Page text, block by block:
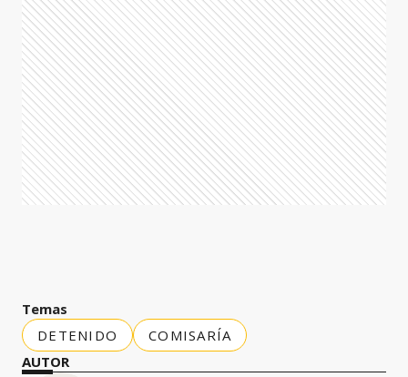
Temas
DETENIDO
COMISARÍA
AUTOR